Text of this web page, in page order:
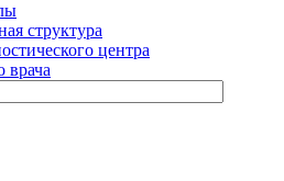
структура
центра
врача